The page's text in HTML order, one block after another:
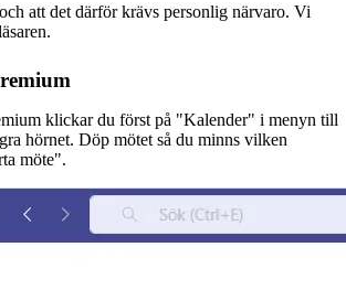
att det därför krävs personlig närvaro. Vi
klickar du först på "Kalender" i menyn till
hörnet. Döp mötet så du minns vilken
möte".